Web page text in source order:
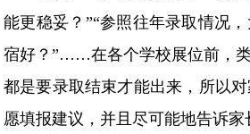
能更稳妥？”“参照往年录取情况
宿好？”……在各个学校展位前，
都是要录取结束才能出来，所以
愿填报建议，并且尽可能地告诉家